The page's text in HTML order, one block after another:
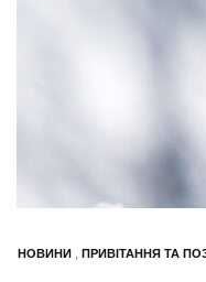
НОВИНИ ПРИВІТАННЯ ТА